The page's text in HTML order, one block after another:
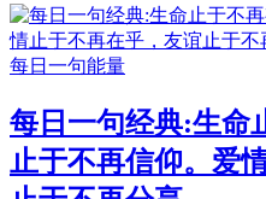
每日一句能量
每日一句经典:生命
止于不再信仰。爱